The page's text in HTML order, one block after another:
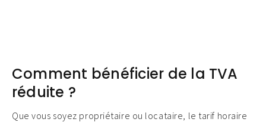
Comment bénéficier de la TVA
réduite ?
Que vous soyez propriétaire ou locataire, le tarif horaire